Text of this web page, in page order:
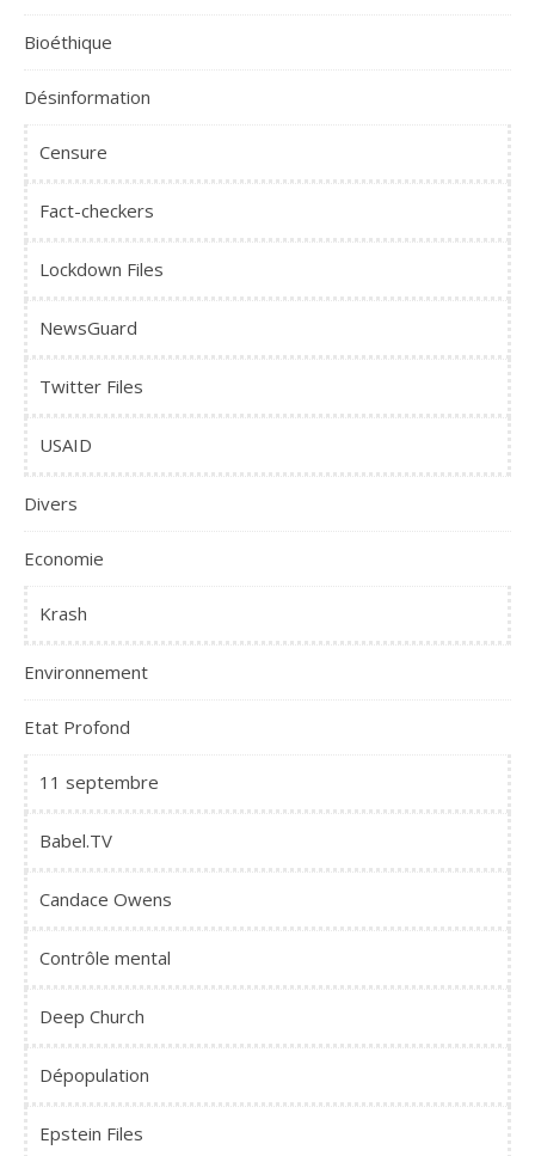
Bioéthique
Désinformation
Censure
Fact-checkers
Lockdown Files
NewsGuard
Twitter Files
USAID
Divers
Economie
Krash
Environnement
Etat Profond
11 septembre
Babel.TV
Candace Owens
Contrôle mental
Deep Church
Dépopulation
Epstein Files